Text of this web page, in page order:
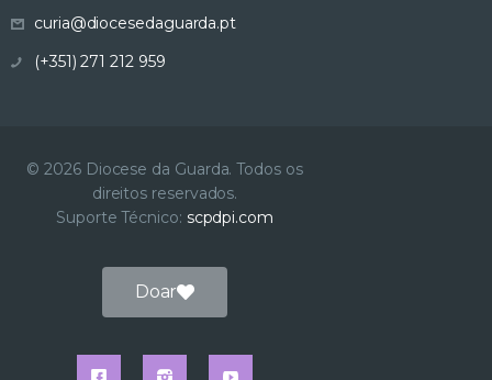
curia@diocesedaguarda.pt
(+351) 271 212 959
© 2026 Diocese da Guarda. Todos os
direitos reservados.
Suporte Técnico: scpdpi.com
Doar